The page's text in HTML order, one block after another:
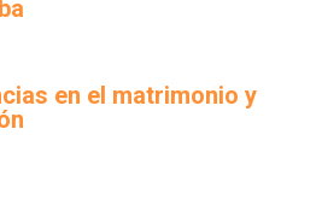
en el matrimonio y